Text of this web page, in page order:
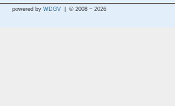
powered by WDGV | © 2008 − 2026